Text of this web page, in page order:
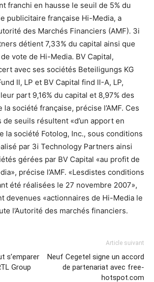
franchi en hausse le seuil de 5% du
publicitaire française Hi-Media, a
des Marchés Financiers (AMF). 3i
détient 7,33% du capital ainsi que
vote de Hi-Media. BV Capital,
avec ses sociétés Beteiligungs KG
II, LP et BV Capital find II-A, LP,
part 9,16% du capital et 8,97% des
société française, précise l’AMF. Ces
seuils résultent «d’un apport en
la société Fotolog, Inc., sous conditions
par 3i Technology Partners ainsi
gérées par BV Capital «au profit de
précise l’AMF. «Lesdistes conditions
été réalisées le 27 novembre 2007»,
devenues «actionnaires de Hi-Media le
l’Autorité des marchés financiers.
s’emparer
Group
Article suivant
Neuf Cegetel signe un accord
de partenariat avec free-
hotspot.com